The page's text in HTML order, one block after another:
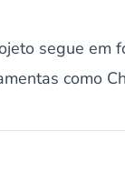
segue em
como